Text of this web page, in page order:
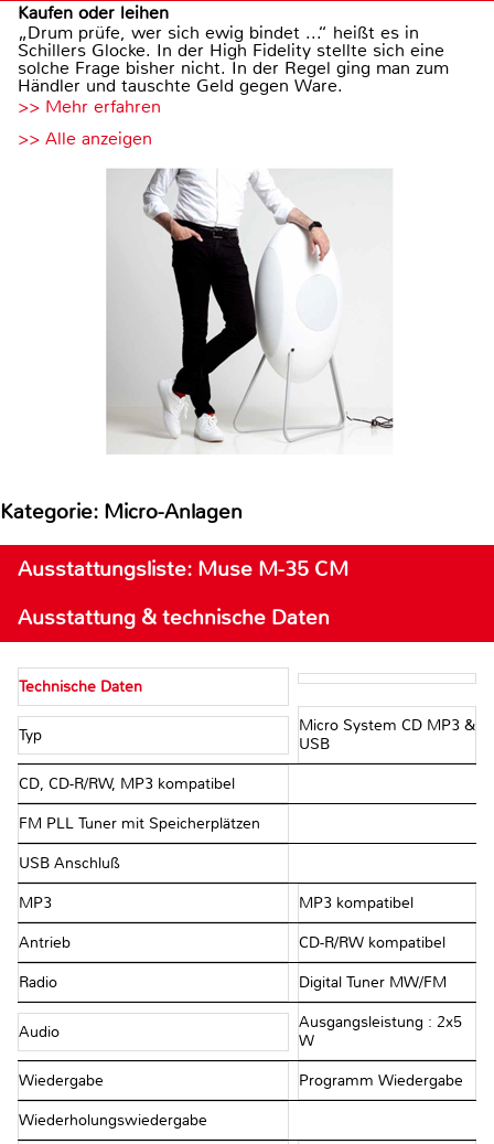
Kaufen oder leihen
„Drum prüfe, wer sich ewig bindet ...“ heißt es in
Schillers Glocke. In der High Fidelity stellte sich eine
solche Frage bisher nicht. In der Regel ging man zum
Händler und tauschte Geld gegen Ware.
>> Mehr erfahren
>> Alle anzeigen
Kategorie: Micro-Anlagen
Ausstattungsliste: Muse M-35 CM
Ausstattung & technische Daten
Technische Daten
Typ
Micro System CD MP3 &
USB
CD, CD-R/RW, MP3 kompatibel
FM PLL Tuner mit Speicherplätzen
USB Anschluß
MP3 MP3 kompatibel
Antrieb CD-R/RW kompatibel
Radio Digital Tuner MW/FM
Audio
Ausgangsleistung : 2x5
W
Wiedergabe Programm Wiedergabe
Wiederholungswiedergabe